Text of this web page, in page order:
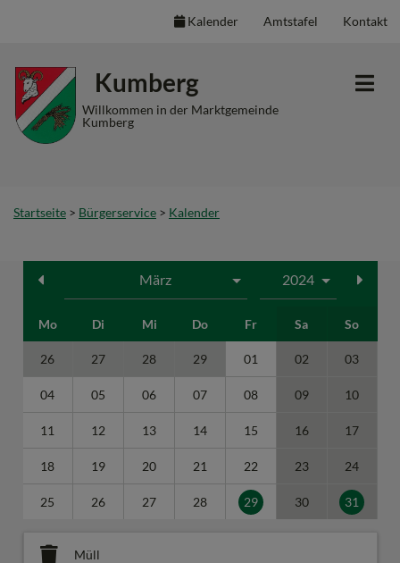
Accesskey
1)
Accesskey
2)
Accesskey
3)
Kalender Amtstafel Kontakt
Kumberg
Willkommen in der Marktgemeinde
Kumberg
Startseite > Bürgerservice > Kalender
Mo Di Mi Do Fr Sa So
26 27 28 29 01 02 03
04 05 06 07 08 09 10
11 12 13 14 15 16 17
18 19 20 21 22 23 24
25 26 27 28 29 30 31
Müll